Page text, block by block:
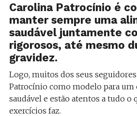
Carolina Patrocínio é
manter sempre uma
saudável juntamente
rigorosos, até mesmo
gravidez.
Logo, muitos dos seus
Patrocínio como modelo para um
saudável e estão atentos a tudo o
exercícios faz.